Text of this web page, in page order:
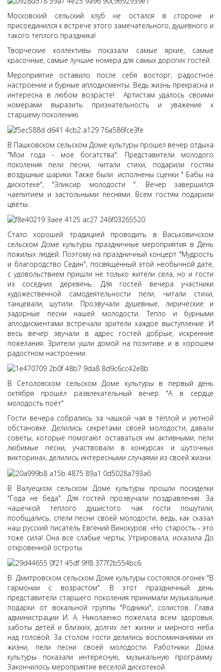
Московский сельский клуб не остался в стороне и
присоединился к встрече этого замечательного, душевного и
такого теплого праздника!
Творческие коллективы показали самые яркие, самые
красочные, самые лучшие номера для самых дорогих гостей.
Мероприятие оставило после себя восторг, радостное
настроение и бурные аплодисменты. Ведь жизнь прекрасна и
интересна в любом возрасте! Артистам удалось своими
номерами выразить признательность и уважение к
старшему поколению
В Пашковском сельском Доме культуры прошел вечер отдыха
"Мои года - моё богатства". Представители молодого
поколения пели песни, читали стихи, подарили гостям
воздушные шарики. Также были исполнены сценки " Бабы на
дискотеке", "Эликсир молодости ". Вечер завершился
чаепитием и застольными песнями. Всем гостям подарили
цветы.
Стало хорошей традицией проводить в Васьковичском
сельском Доме культуры праздничные мероприятия в День
пожилых людей. Поэтому на праздничный концерт "Мудрость
и благородство Седин", посвящённый этой необычной дате,
с удовольствием пришли не только жители села, но и гости
из соседних деревень. Для гостей вечера участники
художественной самодеятельности пели, читали стихи,
танцевали, шутили. Прозвучали душевные, лирические и
задорные песни нашей молодости. Тепло и бурными
аплодисментами встречали зрители каждое выступление. И
весь вечер звучали в адрес гостей добрые, искренние
пожелания. Зрители ушли домой на позитиве и в хорошем
радостном настроении.
В Сетоловском сельском Доме культуры в первый день
октября прошёл развлекательный вечер "А в сердце
молодость поёт"
Гости вечера собрались за чашкой чая в тёплой и уютной
обстановке. Делились секретами своей молодости, давали
советы, которые помогают оставаться им активными, пели
любимые песни, участвовали в конкурсах и шуточных
викторинах, делились интересными случаями из своей жизни.
В Валуецком сельском Доме культуры прошли посиделки
"Года не беда". Для гостей прозвучали поздравления. За
чашечкой теплого душистого чая гости пошутили,
пообщались, спели песни своей молодости, ведь, как сказал
наш русский писатель Евгений Винокуров: «Но старость - это
тоже сила! Она все слабые черты, Утрировала, исказила До
откровенной остроты.
В Дмитровском сельском Доме культуры состоялся огонёк "В
гармонии с возрастом". В этот праздничный день
представители старшего поколения принимали музыкальные
подарки от вокальной группы "Родники", солистов. Глава
администрации И. А. Николаенко пожелала всем здоровья,
заботы детей и близких, долгих лет жизни и мирного неба
над головой. За столом гости делились воспоминаниями их
жизни, пели песни своей молодости. Работники Дома
культуры показали интересную, музыкальную программу.
Закончилось мероприятие веселой дискотекой.